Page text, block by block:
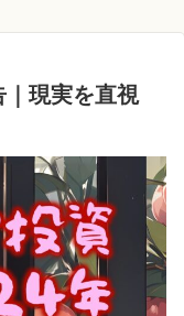
現実を直視